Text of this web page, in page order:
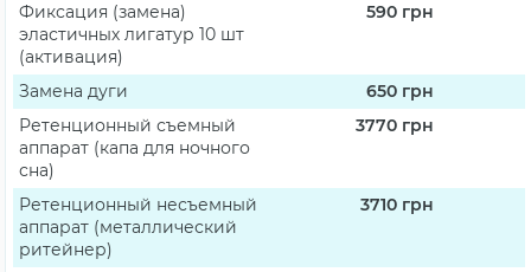
Фиксация (замена)
эластичных лигатур 10 шт
(активация)
590 грн
Замена дуги 650 грн
Ретенционный съемный
аппарат (капа для ночного
сна)
3770 грн
Ретенционный несъемный
аппарат (металлический
ритейнер)
3710 грн